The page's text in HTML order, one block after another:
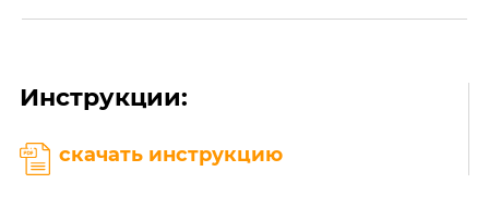
Инструкции:
скачать инструкцию